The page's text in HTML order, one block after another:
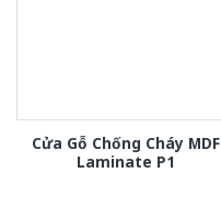
Cửa Gỗ Chống Cháy MDF
Laminate P1